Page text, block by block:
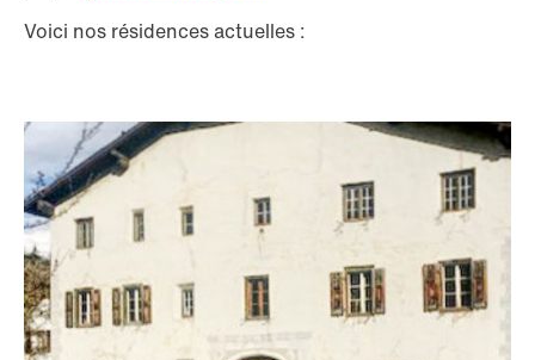
Voici nos résidences actuelles :